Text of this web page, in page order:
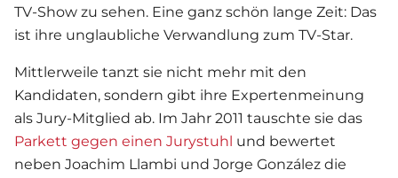
TV-Show zu sehen. Eine ganz schön lange Zeit: Das
ist ihre unglaubliche Verwandlung zum TV-Star.
Mittlerweile tanzt sie nicht mehr mit den
Kandidaten, sondern gibt ihre Expertenmeinung
als Jury-Mitglied ab. Im Jahr 2011 tauschte sie das
Parkett gegen einen Jurystuhl und bewertet
neben Joachim Llambi und Jorge González die